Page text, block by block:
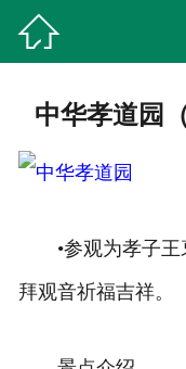

中华孝道园
•参观为孝子王
拜观音祈福吉祥。